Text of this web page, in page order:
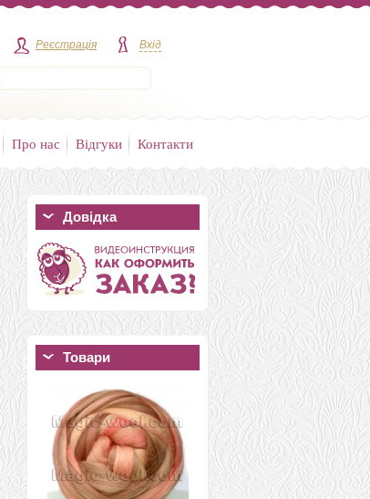
Реєстрація Вхід
Про нас Відгуки Контакти
Довідка
Товари